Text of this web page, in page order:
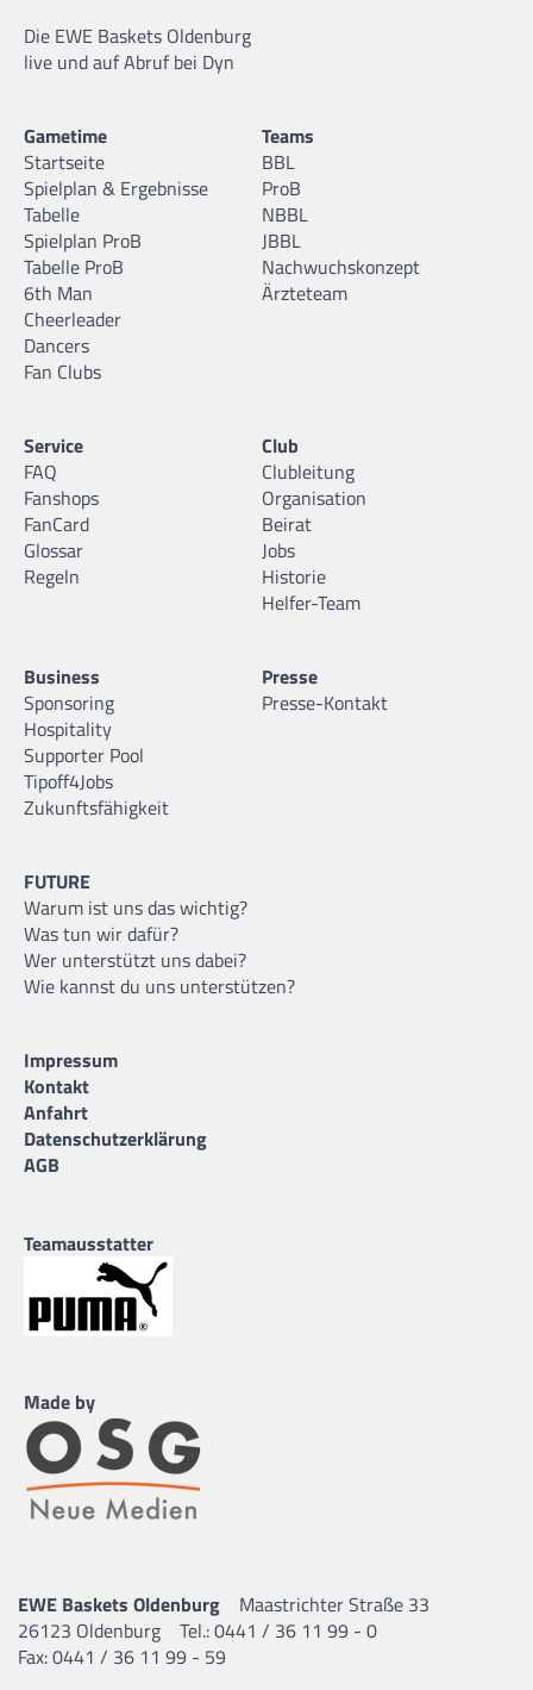
Die EWE Baskets Oldenburg
live und auf Abruf bei Dyn
Gametime
Startseite
Spielplan & Ergebnisse
Tabelle
Spielplan ProB
Tabelle ProB
6th Man
Cheerleader
Dancers
Fan Clubs
Teams
BBL
ProB
NBBL
JBBL
Nachwuchskonzept
Ärzteteam
Service
FAQ
Fanshops
FanCard
Glossar
Regeln
Club
Clubleitung
Organisation
Beirat
Jobs
Historie
Helfer-Team
Business
Sponsoring
Hospitality
Supporter Pool
Tipoff4Jobs
Zukunftsfähigkeit
Presse
Presse-Kontakt
FUTURE
Warum ist uns das wichtig?
Was tun wir dafür?
Wer unterstützt uns dabei?
Wie kannst du uns unterstützen?
Impressum
Kontakt
Anfahrt
Datenschutzerklärung
AGB
Teamausstatter
Made by
EWE Baskets Oldenburg
Maastrichter Straße 33
26123 Oldenburg
Tel.: 0441 / 36 11 99 - 0
Fax: 0441 / 36 11 99 - 59